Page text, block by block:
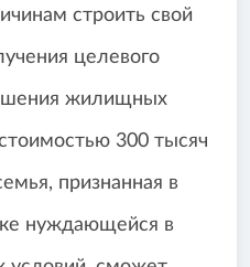
строить свой
целевого
жилищных
300 тысяч
признанная в
нуждающейся в